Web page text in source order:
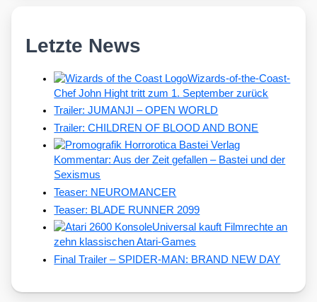
Letzte News
Wizards-of-the-Coast-
Chef John Hight tritt zum 1. September zurück
Trailer: JUMANJI – OPEN WORLD
Trailer: CHILDREN OF BLOOD AND BONE
Kommentar: Aus der Zeit gefallen – Bastei und der
Sexismus
Teaser: NEUROMANCER
Teaser: BLADE RUNNER 2099
Universal kauft Filmrechte an
zehn klassischen Atari-Games
Final Trailer – SPIDER-MAN: BRAND NEW DAY